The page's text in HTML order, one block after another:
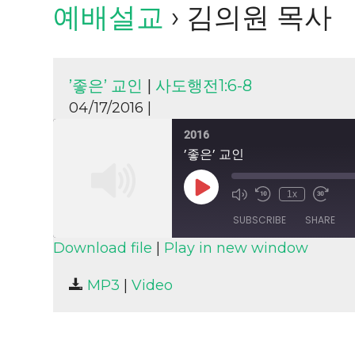
예배설교 › 김의원 목사
’좋은’ 교인 | 사도행전1:6-8
04/17/2016 |
2016
’좋은’ 교인
Play
Episode
1x
SUBSCRIBE SHARE
RSS FEED
Download file Play in new window
MP3 |Video